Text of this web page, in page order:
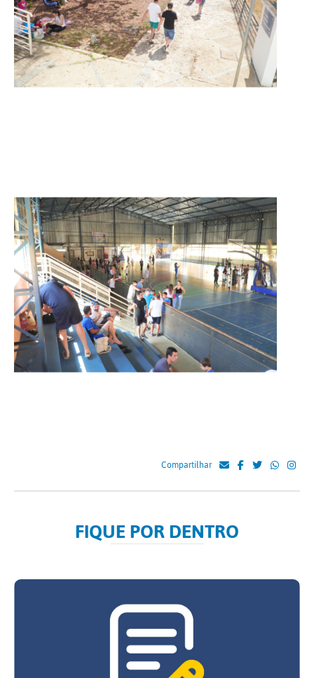
Compartilhar
FIQUE POR DENTRO